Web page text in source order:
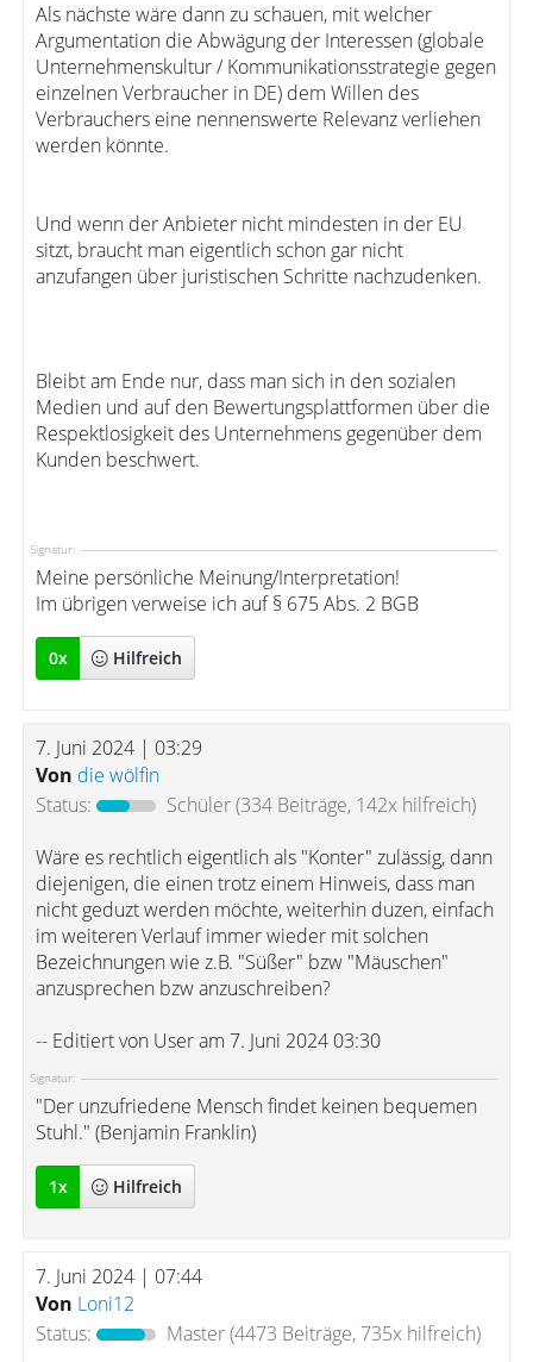
Als nächste wäre dann zu schauen, mit welcher
Argumentation die Abwägung der Interessen (globale
Unternehmenskultur / Kommunikationsstrategie gegen
einzelnen Verbraucher in DE) dem Willen des
Verbrauchers eine nennenswerte Relevanz verliehen
werden könnte.
Und wenn der Anbieter nicht mindesten in der EU
sitzt, braucht man eigentlich schon gar nicht
anzufangen über juristischen Schritte nachzudenken.
Bleibt am Ende nur, dass man sich in den sozialen
Medien und auf den Bewertungsplattformen über die
Respektlosigkeit des Unternehmens gegenüber dem
Kunden beschwert.
Signatur:
Meine persönliche Meinung/Interpretation!
Im übrigen verweise ich auf § 675 Abs. 2 BGB
0x Hilfreich
7. Juni 2024 | 03:29
Von die wölfin
Status:
Schüler(334 Beiträge, 142x hilfreich)
Wäre es rechtlich eigentlich als "Konter" zulässig, dann
diejenigen, die einen trotz einem Hinweis, dass man
nicht geduzt werden möchte, weiterhin duzen, einfach
im weiteren Verlauf immer wieder mit solchen
Bezeichnungen wie z.B. "Süßer" bzw "Mäuschen"
anzusprechen bzw anzuschreiben?
-- Editiert von User am 7. Juni 2024 03:30
Signatur:
"Der unzufriedene Mensch findet keinen bequemen
Stuhl." (Benjamin Franklin)
1x Hilfreich
7. Juni 2024 | 07:44
Von Loni12
Status:
Master(4473 Beiträge, 735x hilfreich)